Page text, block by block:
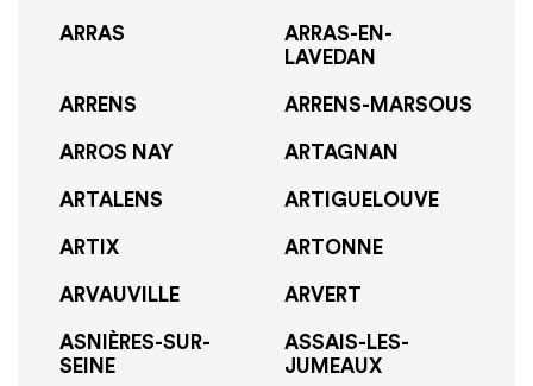
ARRAS
ARRAS-EN-
LAVEDAN
ARRENS ARRENS-MARSOUS
ARROS NAY ARTAGNAN
ARTALENS ARTIGUELOUVE
ARTIX ARTONNE
ARVAUVILLE ARVERT
ASNIÈRES-SUR-
SEINE
ASSAIS-LES-
JUMEAUX